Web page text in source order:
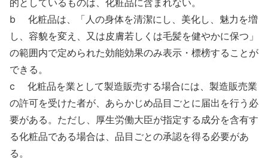
的としているものは、化粧品に含まれない。
b 化粧品は、「人の身体を清潔にし、美化し、魅力を増
し、容貌を変え、又は皮膚若しくは毛髪を健やかに保つ」
の範囲内で定められた効能効果のみ表示・標榜することが
できる。
c 化粧品を業として製造販売する場合には、製造販売業
の許可を受けた者が、あらかじめ品目ごとに届出を行う必
要がある。ただし、厚生労働大臣が指定する成分を含有す
る化粧品である場合は、品目ごとの承認を得る必要があ
る。